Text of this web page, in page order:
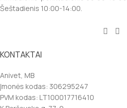
Šeštadienis 10:00-14:00.
KONTAKTAI
Anivet, MB
Įmonės kodas: 306295247
PVM kodas: LT100017716410